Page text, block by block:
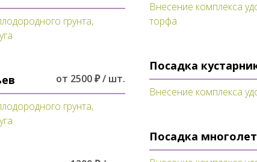
грунта,
от 2500 ₽ / шт.
грунта,
Внесение комплекса
торфа
Посадка
Внесение комплекса
Посадка